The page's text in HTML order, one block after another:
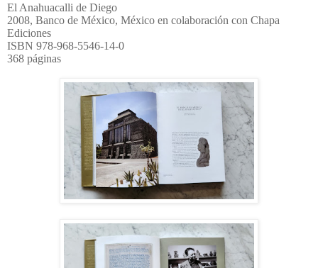
El Anahuacalli de Diego
2008, Banco de México, México en colaboración con Chapa
Ediciones
ISBN 978-968-5546-14-0
368 páginas